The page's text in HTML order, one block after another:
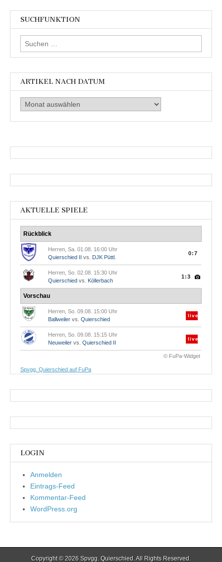
SUCHFUNKTION
Suchen
nach:
ARTIKEL NACH DATUM
Artikel
nach
AKTUELLE SPIELE
Rückblick
Herren, Sa. 01.08. 16:00 Uhr
Quierschied II
vs. DJK Püttl.
0:7
Herren, So. 02.08. 15:30 Uhr
Quierschied vs. Köllerbach
1:3
Vorschau
Herren, So. 09.08. 15:00 Uhr
Ballweiler vs. Quierschied
live
Herren, So. 09.08. 15:15 Uhr
Neuweiler vs. Quierschied II
live
© FuPa-Widget
Spvgg. Quierschied auf FuPa
LOGIN
Anmelden
Eintrags-Feed
Kommentar-Feed
WordPress.org
Copyright © 2026 Spvgg. Quierschied. All Rights Reserved.